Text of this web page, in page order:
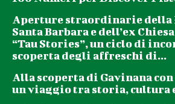
Aperture straordinarie della
Santa Barbara e dell’ex
“Tau Stories”, un ciclo di
scoperta degli affreschi di...
Alla scoperta di Gavinana con
un viaggio tra storia,